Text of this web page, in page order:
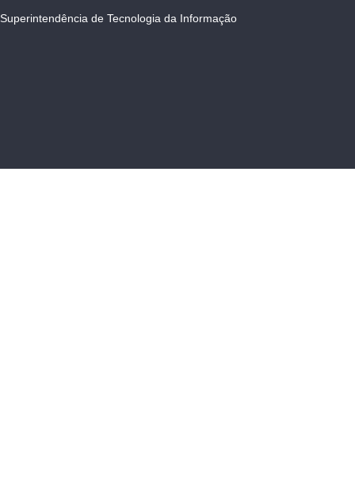
Superintendência de Tecnologia da Informação